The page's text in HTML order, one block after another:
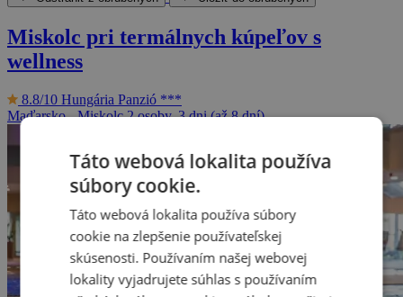
Miskolc pri termálnych kúpeľov s
wellness
8.8/10 Hungária Panzió ***
Maďarsko - Miskolc2 osoby, 3 dni (až 8 dní)
Táto webová lokalita používa
súbory cookie.
Táto webová lokalita používa súbory
cookie na zlepšenie používateľskej
skúsenosti. Používaním našej webovej
lokality vyjadrujete súhlas s používaním